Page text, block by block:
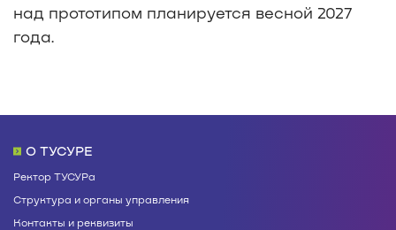
над прототипом планируется весной 2027
года.
О ТУСУРЕ
Ректор ТУСУРа
Структура и органы управления
Контакты и реквизиты